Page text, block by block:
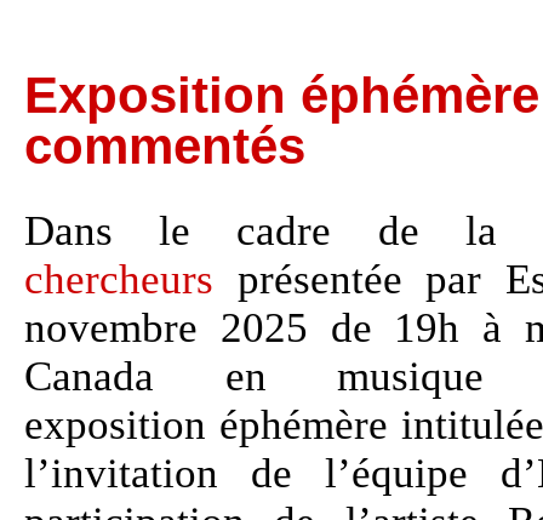
Exposition
commentés
Dans le cadre de la
chercheurs présentée par
novembre 2025 de 19h à
Canada en
exposition éphémère
l’invitation de l’équipe